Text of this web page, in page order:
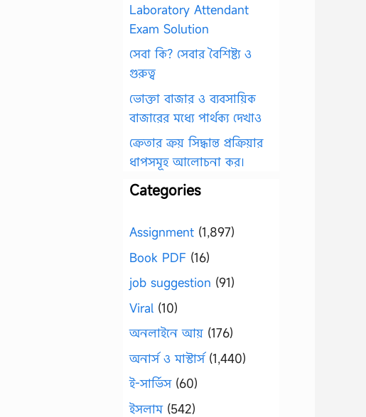
Laboratory Attendant
Exam Solution
সেবা কি? সেবার বৈশিষ্ট্য ও
গুরুত্ব
ভোক্তা বাজার ও ব্যবসায়িক
বাজারের মধ্যে পার্থক্য দেখাও
ক্রেতার ক্রয় সিদ্ধান্ত প্রক্রিয়ার
ধাপসমূহ আলোচনা কর।
Categories
Assignment (1,897)
Book PDF (16)
job suggestion (91)
Viral (10)
অনলাইনে আয় (176)
অনার্স ও মাস্টার্স(1,440)
ই-সার্ভিস(60)
ইসলাম(542)